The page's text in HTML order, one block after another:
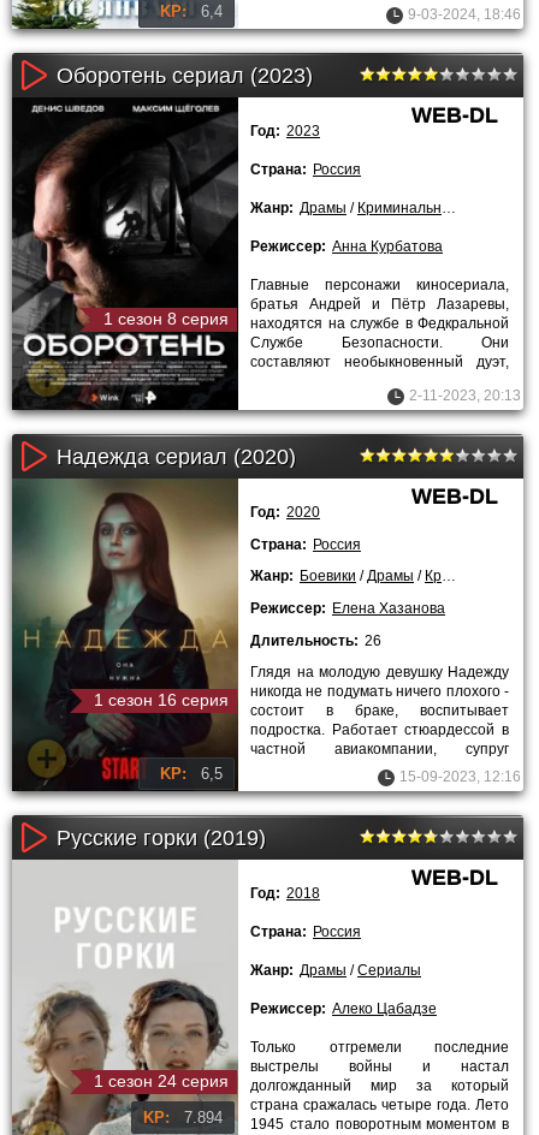
KP: 6,4 ролик с пятью совершенно не9-03-2024, 18:46
Оборотень сериал (2023)
1 сезон 8 серия
WEB-DL
Год: 2023
Страна: Россия
Жанр: Драмы / Криминальные
Режиссер: Анна Курбатова
Главные персонажи киносериала,
братья Андрей и Пётр Лазаревы,
находятся на службе в Федкральной
Службе Безопасности. Они
составляют необыкновенный дуэт,
2-11-2023, 20:13
Надежда сериал (2020)
1 сезон 16 серия
KP: 6,5
WEB-DL
Год: 2020
Страна: Россия
Жанр: Боевики /Драмы / Криминальные
Режиссер: Елена Хазанова
Длительность: 26
Глядя на молодую девушку Надежду
никогда не подумать ничего плохого -
состоит в браке, воспитывает
подростка. Работает стюардессой в
частной авиакомпании, супруг
занимается музыкой, семья15-09-2023, 12:16
Русские горки (2019)
1 сезон 24 серия
KP: 7.894
WEB-DL
Год: 2018
Страна: Россия
Жанр: Драмы /Сериалы
Режиссер: Алеко Цабадзе
Только отгремели последние
выстрелы войны и настал
долгожданный мир за который
страна сражалась четыре года. Лето
1945 стало поворотным моментом в